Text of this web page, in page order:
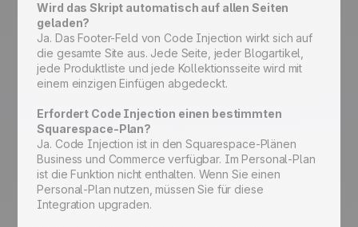
Wird das Skript automatisch auf allen Seiten
geladen?
Ja. Das Footer-Feld von Code Injection wirkt sich auf
die gesamte Site aus. Jede Seite, jeder Blogartikel,
jede Produktliste und jede Kollektionsseite wird mit
einem einzigen Einfügen abgedeckt.
Erfordert Code Injection einen bestimmten
Squarespace-Plan?
Ja. Code Injection ist in den Squarespace-Plänen
Business und Commerce verfügbar. Im Personal-Plan
ist die Funktion nicht enthalten. Wenn Sie einen
Personal-Plan nutzen, müssen Sie für diese
Integration upgraden.